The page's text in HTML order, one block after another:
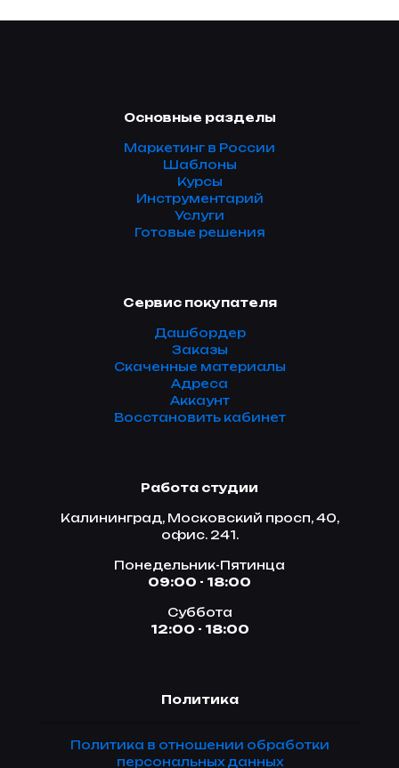
Основные разделы
Маркетинг в России
Шаблоны
Курсы
Инструментарий
Услуги
Готовые решения
Сервис покупателя
Дашбордер
Заказы
Скаченные материалы
Адреса
Аккаунт
Восстановить кабинет
Работа студии
Калининград, Московский просп, 40,
офис. 241.
Понедельник-Пятинца
09:00 - 18:00
Суббота
12:00 - 18:00
Политика
Политика в отношении обработки
персональных данных